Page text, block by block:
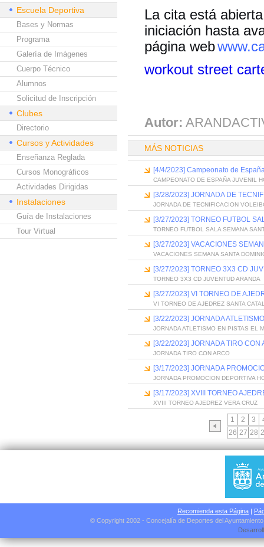
Escuela Deportiva
Bases y Normas
Programa
Galería de Imágenes
Cuerpo Técnico
Alumnos
Solicitud de Inscripción
Clubes
Directorio
Cursos y Actividades
Enseñanza Reglada
Cursos Monográficos
Actividades Dirigidas
Instalaciones
Guía de Instalaciones
Tour Virtual
La cita está
iniciación hasta
página web
workout street
Autor:
MÁS NOTICIAS
[4/4/2023] Campeonato de
CAMPEONATO DE ESPAÑA JUVENIL
[3/28/2023] JORNADA DE
JORNADA DE TECNIFICACION
[3/27/2023] TORNEO FUTBOL
TORNEO FUTBOL SALA SEMANA
[3/27/2023] VACACIONES
VACACIONES SEMANA SANTA
[3/27/2023] TORNEO 3X3 CD
TORNEO 3X3 CD JUVENTUD ARANDA
[3/27/2023] VI TORNEO DE
VI TORNEO DE AJEDREZ SANTA
[3/22/2023] JORNADA
JORNADA ATLETISMO EN PISTAS EL
[3/22/2023] JORNADA TIRO CON
JORNADA TIRO CON ARCO
[3/17/2023] JORNADA
JORNADA PROMOCION DEPORTIVA
[3/17/2023] XVIII TORNEO
XVIII TORNEO AJEDREZ VERA CRUZ
1 2 3
26 27 28
Recomienda esta Página |
© Copyright 2002 - Concejalía de Deportes del